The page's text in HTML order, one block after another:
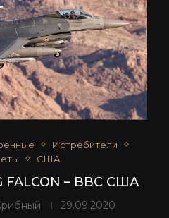
Истребители
США
FALCON – ВВС США
29.09.2020